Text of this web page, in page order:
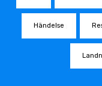
Händelse